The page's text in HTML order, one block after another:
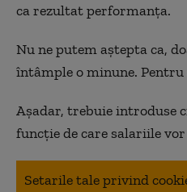
ca rezultat performanţa.
Nu ne putem aştepta ca,
întâmple o minune. Pentru
Aşadar, trebuie introduse
funcţie de care salariile vor
Setarile tale privind